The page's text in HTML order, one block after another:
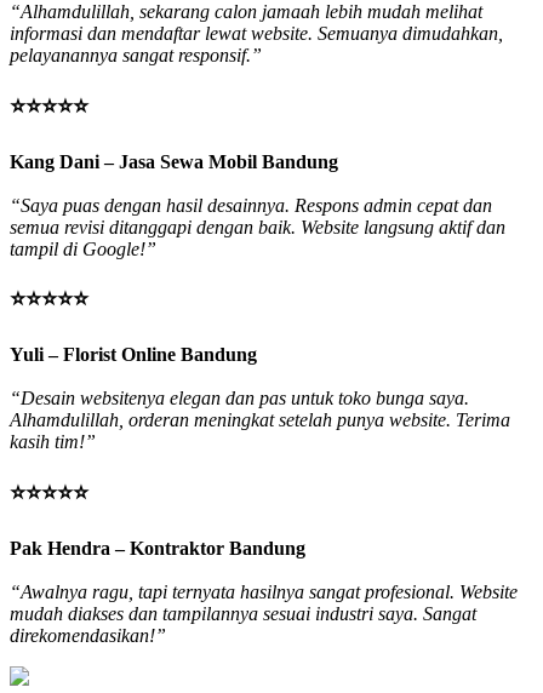
“Alhamdulillah, sekarang calon jamaah lebih mudah melihat
informasi dan mendaftar lewat website. Semuanya dimudahkan,
pelayanannya sangat responsif.”
⭐⭐⭐⭐⭐
Kang Dani – Jasa Sewa Mobil Bandung
“Saya puas dengan hasil desainnya. Respons admin cepat dan
semua revisi ditanggapi dengan baik. Website langsung aktif dan
tampil di Google!”
⭐⭐⭐⭐⭐
Yuli – Florist Online Bandung
“Desain websitenya elegan dan pas untuk toko bunga saya.
Alhamdulillah, orderan meningkat setelah punya website. Terima
kasih tim!”
⭐⭐⭐⭐⭐
Pak Hendra – Kontraktor Bandung
“Awalnya ragu, tapi ternyata hasilnya sangat profesional. Website
mudah diakses dan tampilannya sesuai industri saya. Sangat
direkomendasikan!”